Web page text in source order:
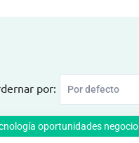
por:
oportunidades negocio